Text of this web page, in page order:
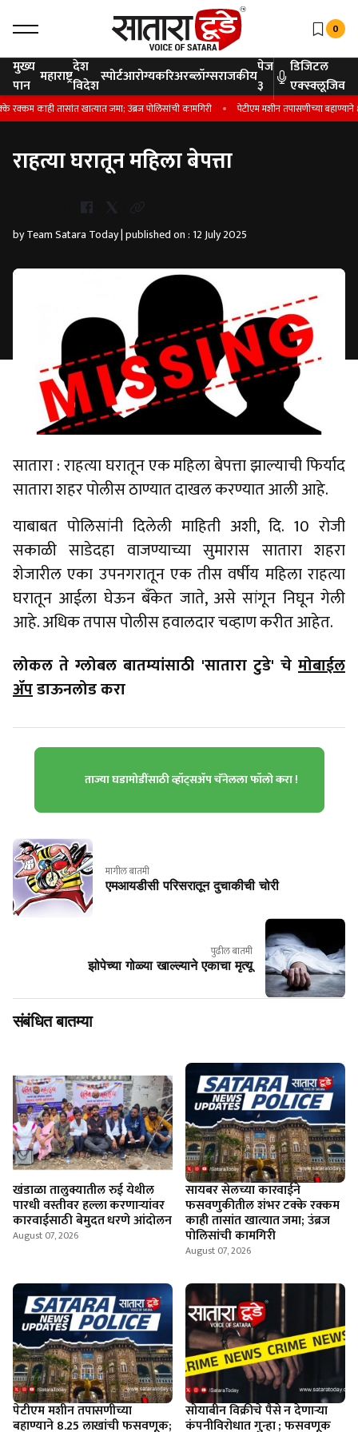
0
मुख्य
पान महाराष्ट्रदेश
विदेशस्पोर्टआरोग्यकरिअरब्लॉग्सराजकीयपेज
३
डिजिटल
एक्स्क्लूजिव
तासांत खात्यात जमा; उंब्रज पोलिसांची कामगिरी पेटीएम मशीन तपासणीच्या बहाण्याने
राहत्या घरातून महिला बेपत्ता
by Team Satara Today | published on : 12 July 2025
सातारा : राहत्या घरातून एक महिला बेपत्ता झाल्याची फिर्याद
सातारा शहर पोलीस ठाण्यात दाखल करण्यात आली आहे.
याबाबत पोलिसांनी दिलेली माहिती अशी, दि. 10 रोजी
सकाळी साडेदहा वाजण्याच्या सुमारास सातारा शहरा
शेजारील एका उपनगरातून एक तीस वर्षीय महिला राहत्या
घरातून आईला घेऊन बँकेत जाते, असे सांगून निघून गेली
आहे. अधिक तपास पोलीस हवालदार चव्हाण करीत आहेत.
लोकल ते ग्लोबल बातम्यांसाठी 'सातारा टुडे' चे मोबाईल
ॲपडाऊनलोड करा
ताज्या घडामोडींसाठी व्हॉट्सॲप चॅनेलला फॉलो करा !
मागील बातमी
एमआयडीसी परिसरातून दुचाकीची चोरी
पुढील बातमी
झोपेच्या गोळ्या खाल्ल्याने एकाचा मृत्यू
संबंधित बातम्या
खंडाळा तालुक्यातील रुई येथील
पारधी वस्तीवर हल्ला करणाऱ्यांवर
कारवाईसाठी बेमुदत धरणे आंदोलन
August 07, 2026
सायबर सेलच्या कारवाईने
फसवणुकीतील शंभर टक्के रक्कम
काही तासांत खात्यात जमा; उंब्रज
पोलिसांची कामगिरी
August 07, 2026
पेटीएम मशीन तपासणीच्या
बहाण्याने 8.25 लाखांची फसवणूक;
सोयाबीन विक्रीचे पैसे न देणार्‍या
कंपनीविरोधात गुन्हा ; फसवणूक